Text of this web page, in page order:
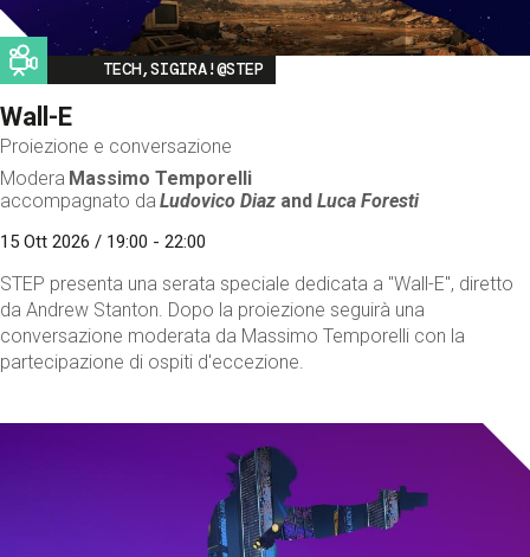
Image
TECH,SIGIRA!@STEP
Wall-E
Proiezione e conversazione
Modera Massimo Temporelli
accompagnato da Ludovico Diaz andLuca Foresti
15 Ott 2026 / 19:00 - 22:00
STEP presenta una serata speciale dedicata a "Wall-E", diretto
da Andrew Stanton. Dopo la proiezione seguirà una
conversazione moderata da Massimo Temporelli con la
partecipazione di ospiti d'eccezione.